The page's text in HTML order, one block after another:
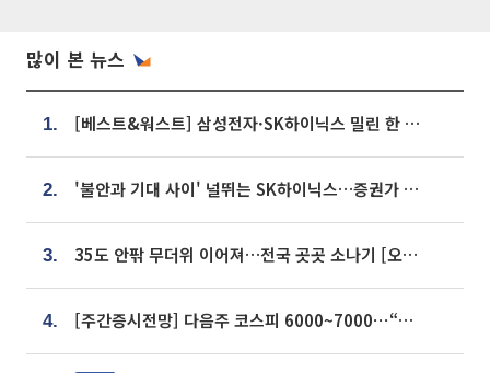
많이 본 뉴스
1. [베스트&워스트] 삼성전자·SK하이닉스 밀린 한 주…상상인증권은 85% 급등
2. '불안과 기대 사이' 널뛰는 SK하이닉스…증권가 "HBM4·LTA 기반 펀터멘털 견고"
3. 35도 안팎 무더위 이어져…전국 곳곳 소나기 [오늘 날씨]
4. [주간증시전망] 다음주 코스피 6000~7000⋯“外人 수급은 정책이 변수”